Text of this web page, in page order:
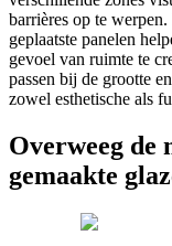
barrières op te
geplaatste panelen
gevoel van ruimte te
passen bij de grootte
zowel esthetische als
Overweeg de
gemaakte